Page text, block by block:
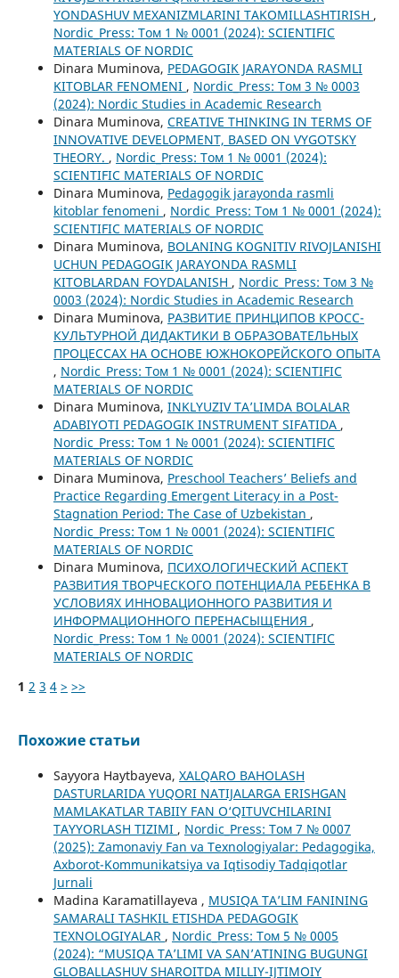
YONDASHUV MEXANIZMLARINI TAKOMILLASHTIRISH ,
Nordic_Press: Том 1 № 0001 (2024): SCIENTIFIC
MATERIALS OF NORDIC
Dinara Muminova, PEDAGOGIK JARAYONDA RASMLI
KITOBLAR FENOMENI , Nordic_Press: Том 3 № 0003
(2024): Nordic Studies in Academic Research
Dinara Muminova, CREATIVE THINKING IN TERMS OF
INNOVATIVE DEVELOPMENT, BASED ON VYGOTSKY
THEORY. , Nordic_Press: Том 1 № 0001 (2024):
SCIENTIFIC MATERIALS OF NORDIC
Dinara Muminova, Pedagogik jarayonda rasmli
kitoblar fenomeni , Nordic_Press: Том 1 № 0001 (2024):
SCIENTIFIC MATERIALS OF NORDIC
Dinara Muminova, BOLANING KOGNITIV RIVOJLANISHI
UCHUN PEDAGOGIK JARAYONDA RASMLI
KITOBLARDAN FOYDALANISH , Nordic_Press: Том 3 №
0003 (2024): Nordic Studies in Academic Research
Dinara Muminova, РАЗВИТИЕ ПРИНЦИПОВ КРОСС-
КУЛЬТУРНОЙ ДИДАКТИКИ В ОБРАЗОВАТЕЛЬНЫХ
ПРОЦЕССАХ НА ОСНОВЕ ЮЖНОКОРЕЙСКОГО ОПЫТА
, Nordic_Press: Том 1 № 0001 (2024): SCIENTIFIC
MATERIALS OF NORDIC
Dinara Muminova, INKLYUZIV TA’LIMDA BOLALAR
ADABIYOTI PEDAGOGIK INSTRUMENT SIFATIDA ,
Nordic_Press: Том 1 № 0001 (2024): SCIENTIFIC
MATERIALS OF NORDIC
Dinara Muminova, Preschool Teachers’ Beliefs and
Practice Regarding Emergent Literacy in a Post-
Stagnation Period: The Case of Uzbekistan ,
Nordic_Press: Том 1 № 0001 (2024): SCIENTIFIC
MATERIALS OF NORDIC
Dinara Muminova, ПСИХОЛОГИЧЕСКИЙ АСПЕКТ
РАЗВИТИЯ ТВОРЧЕСКОГО ПОТЕНЦИАЛА РЕБЕНКА В
УСЛОВИЯХ ИННОВАЦИОННОГО РАЗВИТИЯ И
ИНФОРМАЦИОННОГО ПЕРЕНАСЫЩЕНИЯ ,
Nordic_Press: Том 1 № 0001 (2024): SCIENTIFIC
MATERIALS OF NORDIC
1 2 3 4 > >>
Похожие статьи
Sayyora Haytbayeva, XALQARO BAHOLASH
DASTURLARIDA YUQORI NATIJALARGA ERISHGAN
MAMLAKATLAR TABIIY FAN O‘QITUVCHILARINI
TAYYORLASH TIZIMI , Nordic_Press: Том 7 № 0007
(2025): Zamonaviy Fan va Texnologiyalar: Pedagogika,
Axborot-Kommunikatsiya va Iqtisodiy Tadqiqotlar
Jurnali
Madina Karamatillayeva , MUSIQA TA’LIM FANINING
SAMARALI TASHKIL ETISHDA PEDAGOGIK
TEXNOLOGIYALAR , Nordic_Press: Том 5 № 0005
(2024): “MUSIQA TA’LIMI VA SAN’ATINING BUGUNGI
GLOBALLASHUV SHAROITDA MILLIY-IJTIMOIY